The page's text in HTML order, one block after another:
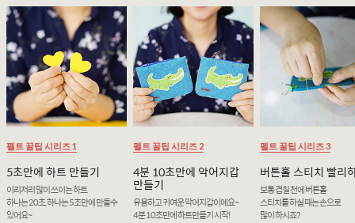
펠트 꿀팁 시리즈 1
5초만에 하트 만들기
이리저리 많이 쓰이는 하트
하나는 20초, 하나는 5초만에 만들수
있어요~
펠트 꿀팁 시리즈 2
4분 10초만에 악어지갑
만들기
유용하고 귀여운 악어지갑이에요~
4분 10초만에 하트만들기 시작!
펠트 꿀팁 시리즈 3
버튼홀 스티치 빨리
보통 겹칠 천에 버튼홀
스티치를 하실 때는 손으로
많이 하시죠?